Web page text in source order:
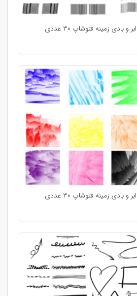
بادی زمینه فتوشاپ 30 عددی
بادی زمینه فتوشاپ 30 عددی